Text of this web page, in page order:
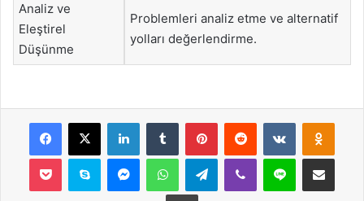
Analiz ve
Eleştirel
Düşünme
Problemleri analiz etme ve alternatif
yolları değerlendirme.
Facebook
X LinkedInTumblr PinterestReddit VKontakte
Pocket Skype MessengerWhatsAppTelegramViber Line E-Posta ile
Yazdır